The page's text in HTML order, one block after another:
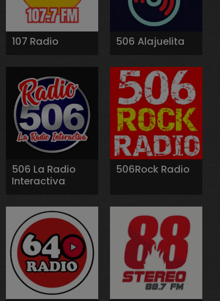
107 Radio 506 Alajuelita
506 La Radio
Interactiva
506Rock Radio